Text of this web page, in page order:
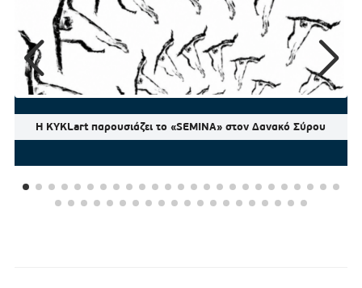
Η KYKLart παρουσιάζει το «SEMINA» στον Δανακό Σύρου